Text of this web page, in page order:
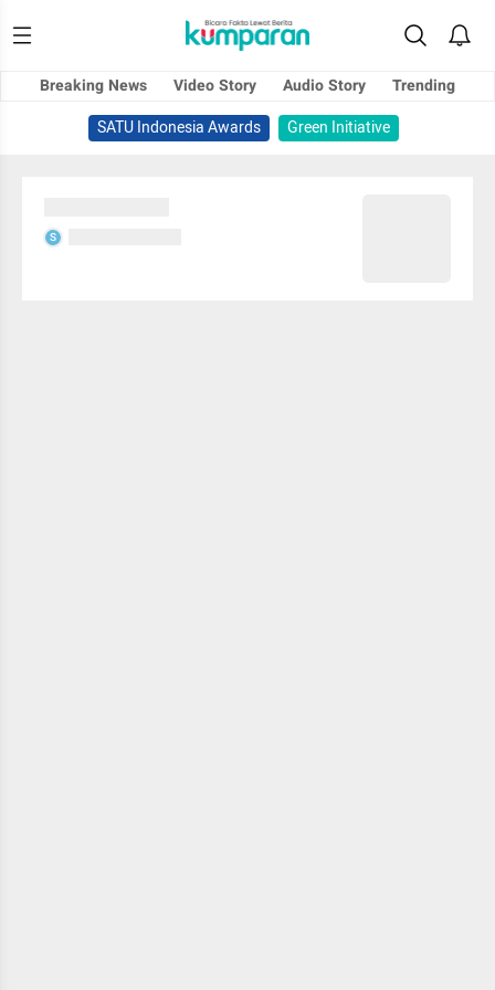
Breaking News Video Story Audio Story
Trending
SATU Indonesia Awards
Green Initiative
S